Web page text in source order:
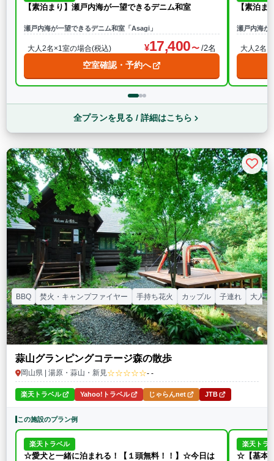
【素泊まり】瀬戸内海が一望できるデニム和室
瀬戸内海が一望できるデニム和室「Asagi」
大人2名×1室の場合(税込) 17,400 /2名
空室確認・予約へ
【素泊
瀬戸内海が
大人2名
全プランを見る / 詳細はこちら
蒜山グランピングコテージ森の散歩
岡山県 | 湯原・蒜山・新見☆☆☆☆☆- -
BBQ 焚火・キャンプファイヤー 手持ち花火 カップル 子連れ 大人
楽天トラベル Yahoo!トラベル じゃらんnet JTB
この施設のプラン例
楽天トラベル
☆愛犬と一緒に泊まれる！【１頭無料！！】☆今日は
楽天トラ
☆【基本